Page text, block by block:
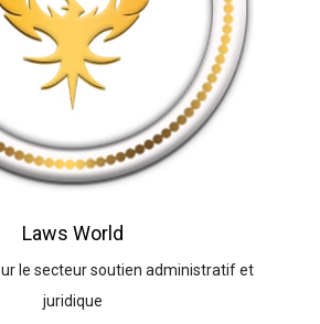
Laws World
le secteur soutien administratif et
juridique